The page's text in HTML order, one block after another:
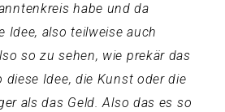
habe und da
Idee, also teilweise auch
so zu sehen, wie prekär das
Idee, die Kunst oder die
als das Geld. Also das es so